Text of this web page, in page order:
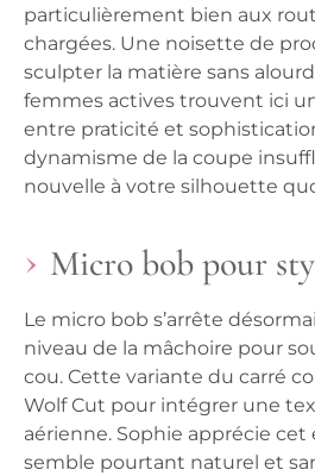
particulièrement bien aux
chargées. Une noisette de
sculpter la matière sans
femmes actives trouvent ici
entre praticité et
dynamisme de la coupe
nouvelle à votre silhouette
Micro bob pour
Le micro bob s’arrête
niveau de la mâchoire pour
cou. Cette variante du carré
Wolf Cut pour intégrer une
aérienne. Sophie apprécie cet
semble pourtant naturel et